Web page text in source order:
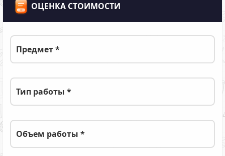
ОЦЕНКА СТОИМОСТИ
Предмет *
Тип работы *
Объем работы *